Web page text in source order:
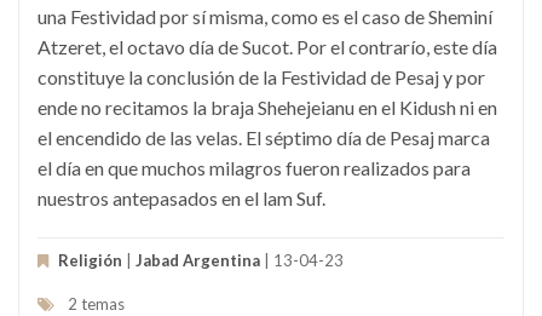
una Festividad por sí misma, como es el caso de Sheminí
Atzeret, el octavo día de Sucot. Por el contrarío, este día
constituye la conclusión de la Festividad de Pesaj y por
ende no recitamos la braja Shehejeianu en el Kidush ni en
el encendido de las velas. El séptimo día de Pesaj marca
el día en que muchos milagros fueron realizados para
nuestros antepasados en el lam Suf.
Religión Jabad Argentina | 13-04-23
2 temas